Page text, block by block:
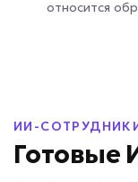
относится
ИИ-
Готовые